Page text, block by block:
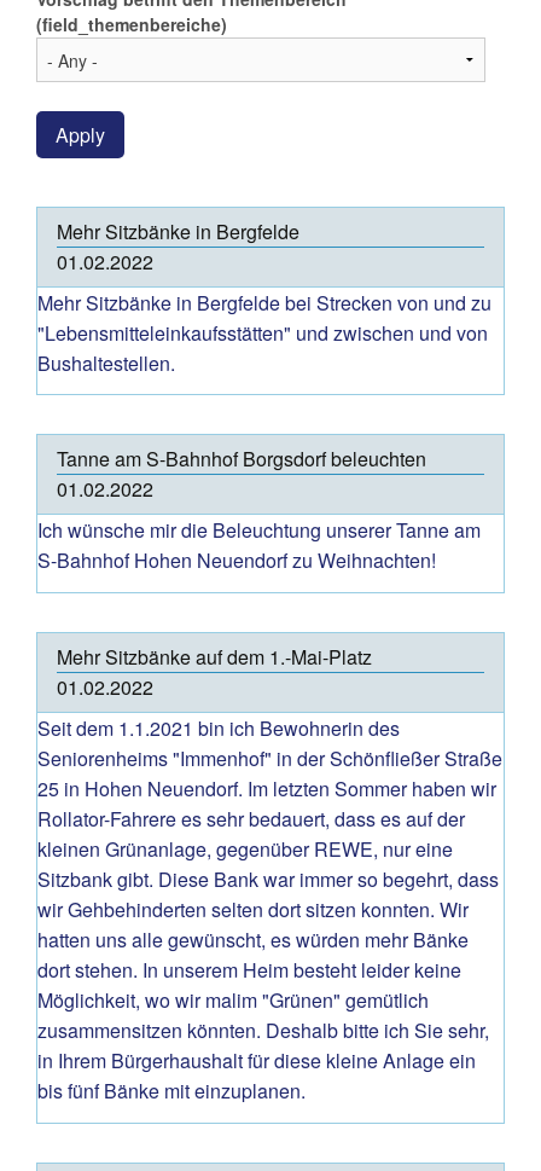
(field_themenbereiche)
Apply
Mehr Sitzbänke in Bergfelde
01.02.2022
Mehr Sitzbänke in Bergfelde bei Strecken von und zu
"Lebensmitteleinkaufsstätten" und zwischen und von
Bushaltestellen.
Tanne am S-Bahnhof Borgsdorf beleuchten
01.02.2022
Ich wünsche mir die Beleuchtung unserer Tanne am
S-Bahnhof Hohen Neuendorf zu Weihnachten!
Mehr Sitzbänke auf dem 1.-Mai-Platz
01.02.2022
Seit dem 1.1.2021 bin ich Bewohnerin des
Seniorenheims "Immenhof" in der Schönfließer Straße
25 in Hohen Neuendorf. Im letzten Sommer haben wir
Rollator-Fahrere es sehr bedauert, dass es auf der
kleinen Grünanlage, gegenüber REWE, nur eine
Sitzbank gibt. Diese Bank war immer so begehrt, dass
wir Gehbehinderten selten dort sitzen konnten. Wir
hatten uns alle gewünscht, es würden mehr Bänke
dort stehen. In unserem Heim besteht leider keine
Möglichkeit, wo wir malim "Grünen" gemütlich
zusammensitzen könnten. Deshalb bitte ich Sie sehr,
in Ihrem Bürgerhaushalt für diese kleine Anlage ein
bis fünf Bänke mit einzuplanen.